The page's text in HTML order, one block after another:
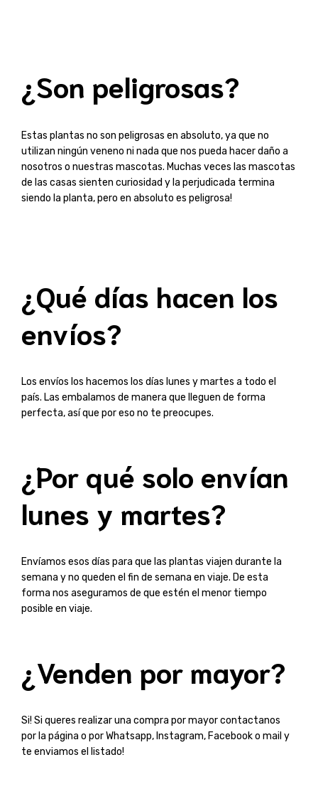
¿Son peligrosas?
Estas plantas no son peligrosas en absoluto, ya que no
utilizan ningún veneno ni nada que nos pueda hacer daño a
nosotros o nuestras mascotas. Muchas veces las mascotas
de las casas sienten curiosidad y la perjudicada termina
siendo la planta, pero en absoluto es peligrosa!
¿Qué días hacen los
envíos?
Los envíos los hacemos los días lunes y martes a todo el
país. Las embalamos de manera que lleguen de forma
perfecta, así que por eso no te preocupes.
¿Por qué solo envían
lunes y martes?
Envíamos esos días para que las plantas viajen durante la
semana y no queden el fin de semana en viaje. De esta
forma nos aseguramos de que estén el menor tiempo
posible en viaje.
¿Venden por mayor?
Si! Si queres realizar una compra por mayor contactanos
por la página o por Whatsapp, Instagram, Facebook o mail y
te enviamos el listado!